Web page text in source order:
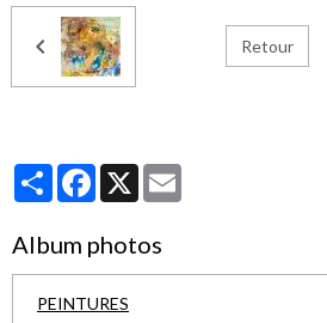
Retour
PartagerFacebook
X
Album photos
PEINTURES